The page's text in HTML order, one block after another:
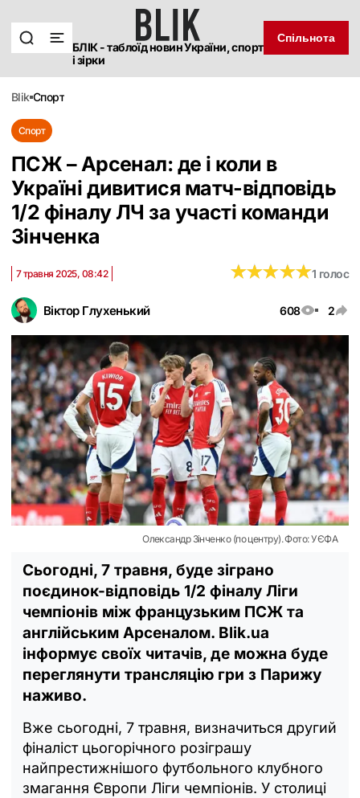
БЛІК - таблоїд новин України, спорт
і зірки
Спільнота
blik спорт
Спорт
ПСЖ – Арсенал: де і коли в
Україні дивитися матч-відповідь
1/2 фіналу ЛЧ за участі команди
Зінченка
Віктор Глухенький 608 2
7 травня 2025, 08:42 ★★★★★
★★★★★1 голос
Олександр Зінченко (по центру). Фото: УЄФА
Сьогодні, 7 травня, буде зіграно
поєдинок-відповідь 1/2 фіналу Ліги
чемпіонів між французьким ПСЖ та
англійським Арсеналом. Blik.ua
інформує своїх читачів, де можна буде
переглянути трансляцію гри з Парижу
наживо.
Вже сьогодні, 7 травня, визначиться другий
фіналіст цьогорічного розіграшу
найпрестижнішого футбольного клубного
змагання Європи Ліги чемпіонів. У столиці